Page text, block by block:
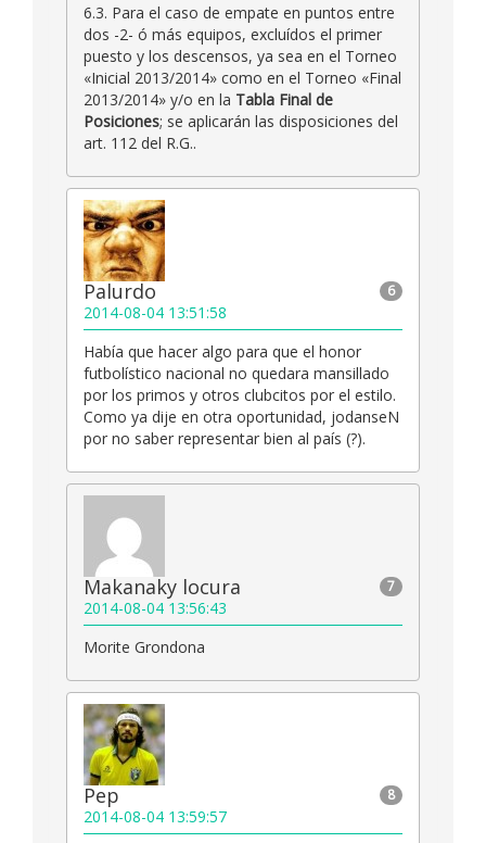
6.3. Para el caso de empate en puntos entre
dos -2- ó más equipos, excluídos el primer
puesto y los descensos, ya sea en el Torneo
«Inicial 2013/2014» como en el Torneo «Final
2013/2014» y/o en la Tabla Final de
Posiciones; se aplicarán las disposiciones del
art. 112 del R.G..
6
Palurdo
2014-08-04 13:51:58
Había que hacer algo para que el honor
futbolístico nacional no quedara mansillado
por los primos y otros clubcitos por el estilo.
Como ya dije en otra oportunidad, jodanseN
por no saber representar bien al país (?).
7
Makanaky locura
2014-08-04 13:56:43
Morite Grondona
8
Pep
2014-08-04 13:59:57